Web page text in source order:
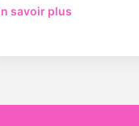
savoir plus